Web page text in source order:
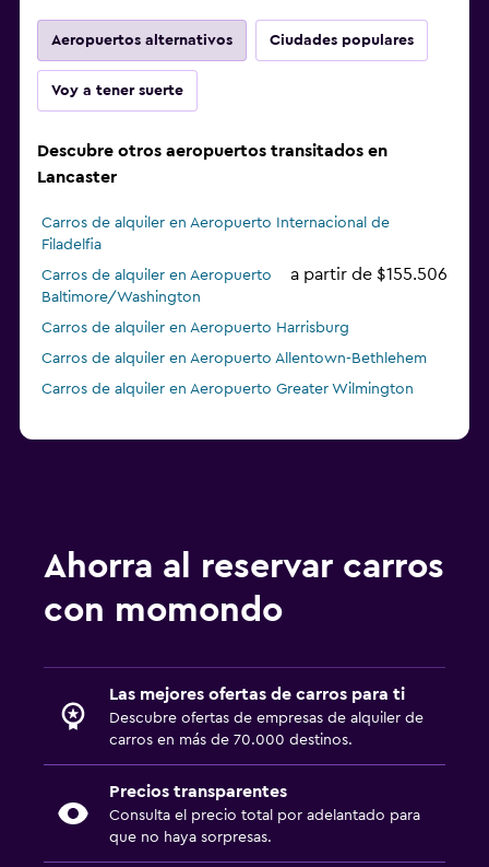
Aeropuertos alternativos Ciudades populares
Voy a tener suerte
Descubre otros aeropuertos transitados en
Lancaster
Carros de alquiler en Aeropuerto Internacional de
Filadelfia
Carros de alquiler en Aeropuerto
Baltimore/Washington
a partir de $155.506
Carros de alquiler en Aeropuerto Harrisburg
Carros de alquiler en Aeropuerto Allentown-Bethlehem
Carros de alquiler en Aeropuerto Greater Wilmington
Ahorra al reservar carros
con momondo
Las mejores ofertas de carros para ti
Descubre ofertas de empresas de alquiler de
carros en más de 70.000 destinos.
Precios transparentes
Consulta el precio total por adelantado para
que no haya sorpresas.